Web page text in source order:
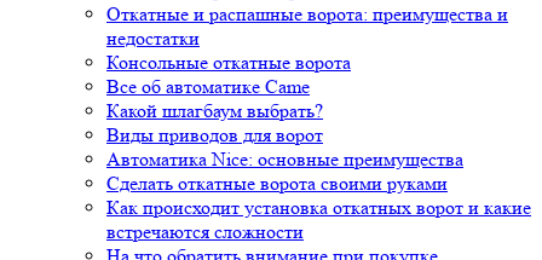
Откатные и распашные ворота: преимущества и
недостатки
Консольные откатные ворота
Все об автоматике Came
Какой шлагбаум выбрать?
Виды приводов для ворот
Автоматика Nice: основные преимущества
Сделать откатные ворота своими руками
Как происходит установка откатных ворот и какие
встречаются сложности